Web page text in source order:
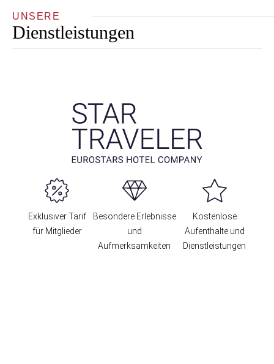
UNSERE
Dienstleistungen
Exklusiver Tarif
für Mitglieder
Besondere Erlebnisse
und
Aufmerksamkeiten
Kostenlose
Aufenthalte und
Dienstleistungen